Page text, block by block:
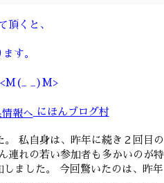
頂くと、
す。
<M(_ _)M>
にほんブログ村
私自身は、昨年に続き２回目の
連れの若い参加者も多かいのが特
ました。 今回驚いたのは、昨年